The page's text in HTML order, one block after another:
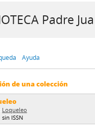
Padre
Ayuda
de una colección
Loqueleo
sin ISSN